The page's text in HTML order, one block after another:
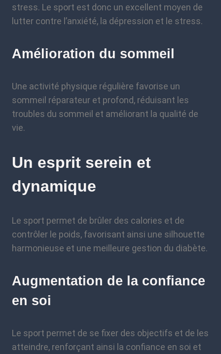
stress. Le sport est donc un excellent moyen de
lutter contre l’anxiété, la dépression et le stress.
Amélioration du sommeil
Une activité physique régulière favorise un
sommeil réparateur et profond, réduisant les
troubles du sommeil et améliorant la qualité de
vie.
Un esprit serein et
dynamique
Le sport permet de brûler des calories et de
contrôler le poids, favorisant ainsi une silhouette
harmonieuse et une meilleure gestion du diabète.
Augmentation de la confiance
en soi
Le sport permet de se fixer des objectifs et de les
atteindre, renforçant ainsi la confiance en soi et